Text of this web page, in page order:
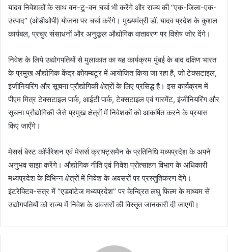
यादव निवेशकों के साथ वन-टू-वन चर्चा भी करेंगे और राज्य की “एक-जिला-एक-
उत्पाद” (ओडीओपी) योजना पर चर्चा करेंगे। मुख्यमंत्री डॉ. यादव प्रदेश के कुशल
कार्यबल, प्रचुर संसाधनों और अनुकूल औद्योगिक वातावरण पर विशेष जोर देंगे।
निवेश के लिये उद्योगपतियों से मुलाकात का यह कार्यक्रम मुंबई के बाद दक्षिण भारत
के प्रमुख औद्योगिक केंद्र कोयम्बटूर में आयोजित किया जा रहा है, जो टेक्सटाइल,
इंजीनियरिंग और सूचना प्रौद्योगिकी क्षेत्रों के लिए प्रसिद्ध है। इस कार्यक्रम में
पीएम मित्र टेक्सटाइल पार्क, आईटी पार्क, टेक्सटाइल एवं गारमेंट, इंजीनियरिंग और
सूचना प्रौद्योगिकी जैसे प्रमुख क्षेत्रों में निवेशकों को आकर्षित करने के प्रयास
किए जाएँगे।
मेसर्स बेस्ट कॉर्पोरेशन एवं मेसर्स क्राफ्ट्समैन के प्रतिनिधि मध्यप्रदेश के अपने
अनुभव साझा करेंगे। औद्योगिक नीति एवं निवेश प्रोत्साहन विभाग के अधिकारी
मध्यप्रदेश के विभिन्न क्षेत्रों में निवेश के अवसरों पर प्रस्तुतिकरण देंगे।
इंटरेक्टिव-सत्र में “एडवांटेज मध्यप्रदेश” पर केन्द्रित लघु फिल्म के माध्यम से
उद्योगपतियों को राज्य में निवेश के अवसरों की विस्तृत जानकारी दी जाएगी।